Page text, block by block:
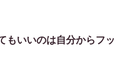
もいいのは自分からフッ